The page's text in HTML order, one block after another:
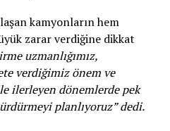
kamyonların hem
zarar verdiğine dikkat
uzmanlığımız,
verdiğimiz önem ve
ilerleyen dönemlerde pek
planlıyoruz” dedi.